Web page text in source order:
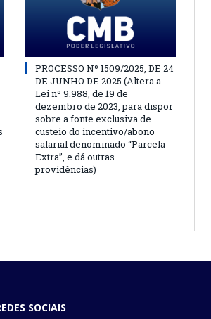
PROCESSO Nº 1509/2025, DE 24
DE JUNHO DE 2025 (Altera a
Lei nº 9.988, de 19 de
dezembro de 2023, para dispor
sobre a fonte exclusiva de
custeio do incentivo/abono
salarial denominado “Parcela
Extra”, e dá outras
providências)
SOCIAIS